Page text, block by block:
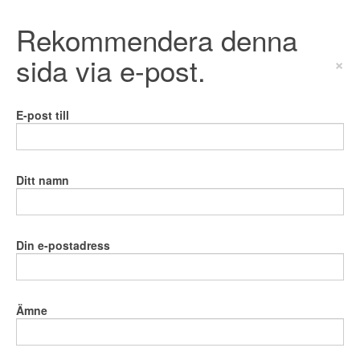
Rekommendera denna
sida via e-post. ×
E-post till
Ditt namn
Din e-postadress
Ämne